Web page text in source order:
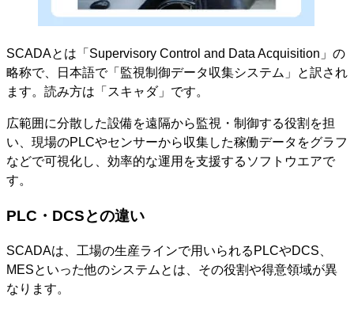
SCADAとは「Supervisory Control and Data Acquisition」の
略称で、日本語で「監視制御データ収集システム」と訳され
ます。読み方は「スキャダ」です。
広範囲に分散した設備を遠隔から監視・制御する役割を担
い、現場のPLCやセンサーから収集した稼働データをグラフ
などで可視化し、効率的な運用を支援するソフトウエアで
す。
PLC・DCSとの違い
SCADAは、工場の生産ラインで用いられるPLCやDCS、
MESといった他のシステムとは、その役割や得意領域が異
なります。